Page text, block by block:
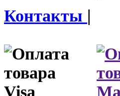
Контакты |